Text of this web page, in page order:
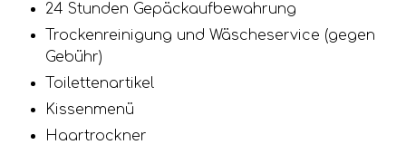
24 Stunden Gepäckaufbewahrung
Trockenreinigung und Wäscheservice (gegen
Gebühr)
Toilettenartikel
Kissenmenü
Haartrockner